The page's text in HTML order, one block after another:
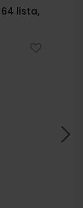
64 lista,